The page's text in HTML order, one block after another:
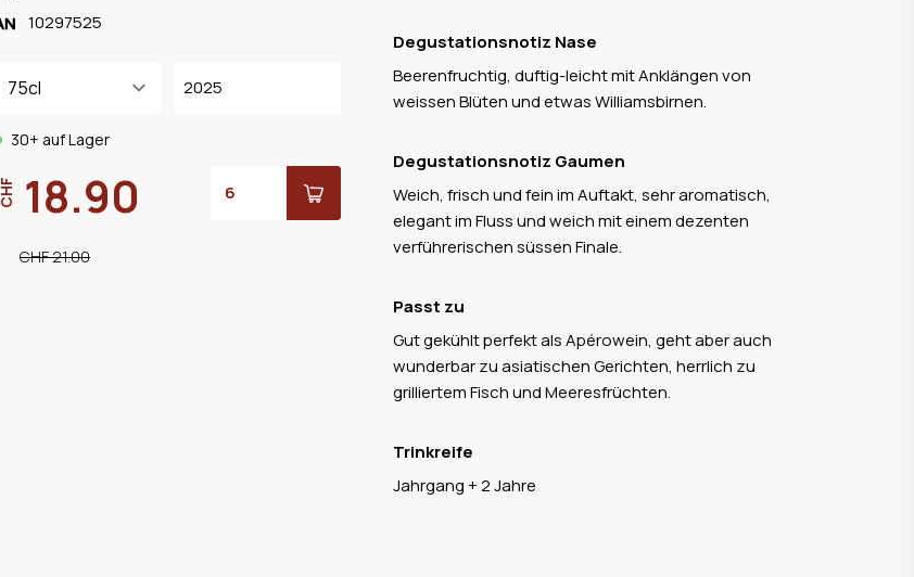
10297525
2025
30+ auf Lager
CHF 18.90
CHF 21.00
Degustationsnotiz Nase
Beerenfruchtig, duftig-leicht mit Anklängen von
weissen Blüten und etwas Williamsbirnen.
Degustationsnotiz Gaumen
Weich, frisch und fein im Auftakt, sehr aromatisch,
elegant im Fluss und weich mit einem dezenten
verführerischen süssen Finale.
Passt zu
Gut gekühlt perfekt als Apérowein, geht aber auch
wunderbar zu asiatischen Gerichten, herrlich zu
grilliertem Fisch und Meeresfrüchten.
Trinkreife
Jahrgang + 2 Jahre